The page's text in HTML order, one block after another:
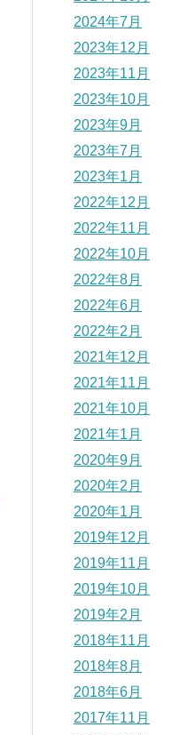
2024年7月
2023年12月
2023年11月
2023年10月
2023年9月
2023年7月
2023年1月
2022年12月
2022年11月
2022年10月
2022年8月
2022年6月
2022年2月
2021年12月
2021年11月
2021年10月
2021年1月
2020年9月
2020年2月
2020年1月
2019年12月
2019年11月
2019年10月
2019年2月
2018年11月
2018年8月
2018年6月
2017年11月